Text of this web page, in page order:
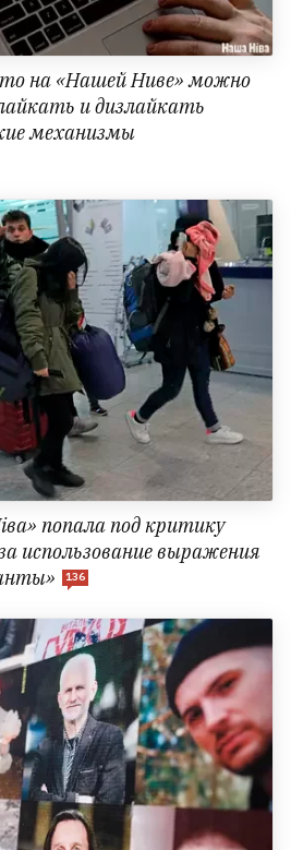
на «Нашей Ниве» можно
и дизлайкать
механизмы
попала под критику
использование выражения
136